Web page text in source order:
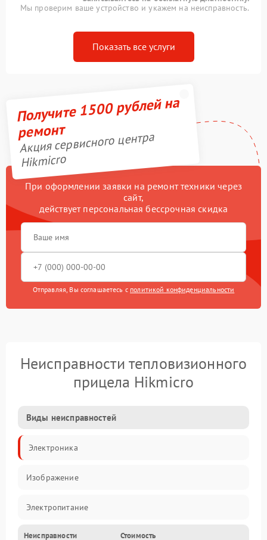
Мы проверим ваше устройство и укажем на неисправность.
Показать все услуги
Получите 1500 рублей на
ремонт
Акция сервисного центра
Hikmicro
При оформлении заявки на ремонт техники через
сайт,
действует персональная бессрочная скидка
Отправляя, Вы соглашаетесь с политикой конфиденциальности
Неисправности тепловизионного
прицела Hikmicro
Виды неисправностей
Электроника
Изображение
Электропитание
Измерения
Неисправности Стоимость